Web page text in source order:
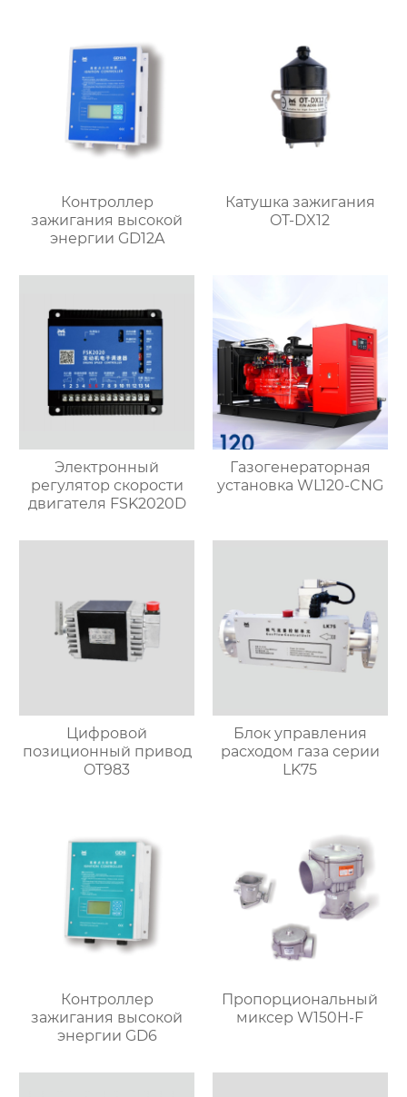
Контроллер
зажигания высокой
энергии GD12A
Катушка зажигания
OT-DX12
Электронный
регулятор скорости
двигателя FSK2020D
Газогенераторная
установка WL120-CNG
Цифровой
позиционный привод
OT983
Блок управления
расходом газа серии
LK75
Контроллер
зажигания высокой
энергии GD6
Пропорциональный
миксер W150H-F